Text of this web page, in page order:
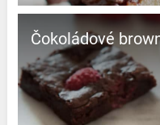
Čokoládové